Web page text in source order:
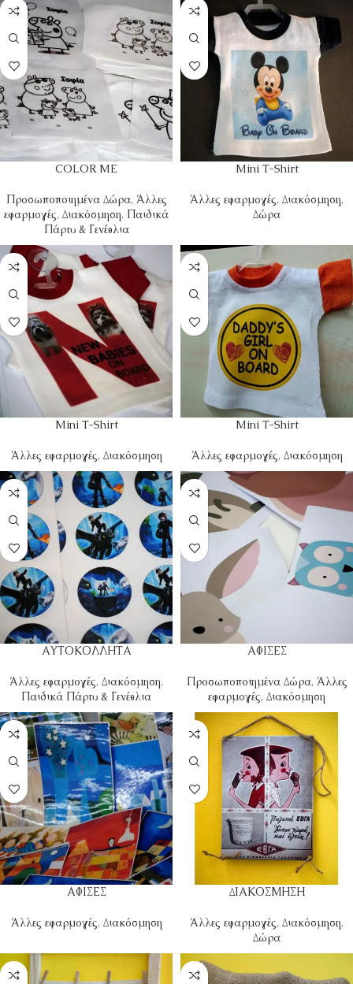
COLOR ME
Προσωποποιημένα Δώρα, Άλλες
εφαρμογές, Διακόσμηση, Παιδικά
Πάρτυ & Γενέθλια
Mini T-Shirt
Άλλες εφαρμογές, Διακόσμηση,
Δώρα
Mini T-Shirt
Άλλες εφαρμογές, Διακόσμηση
Mini T-Shirt
Άλλες εφαρμογές, Διακόσμηση
ΑΥΤΟΚΟΛΛΗΤΑ
Άλλες εφαρμογές, Διακόσμηση,
Παιδικά Πάρτυ & Γενέθλια
ΑΦΙΣΕΣ
Προσωποποιημένα Δώρα, Άλλες
εφαρμογές, Διακόσμηση
ΑΦΙΣΕΣ
Άλλες εφαρμογές, Διακόσμηση
ΔΙΑΚΟΣΜΗΣΗ
Άλλες εφαρμογές, Διακόσμηση,
Δώρα